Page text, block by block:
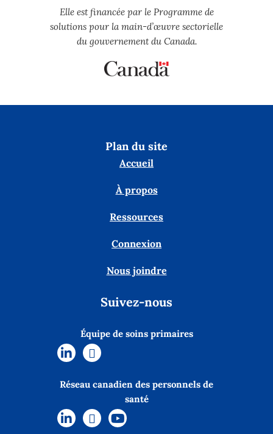
Elle est financée par le Programme de
solutions pour la main-d’œuvre sectorielle
du gouvernement du Canada.
Plan du site
Accueil
À propos
Ressources
Connexion
Nous joindre
Suivez-nous
Équipe de soins primaires
Réseau canadien des personnels de
santé